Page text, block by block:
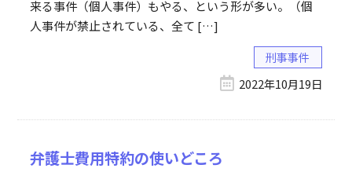
来る事件（個人事件）もやる、という形が多い。（個
人事件が禁止されている、全て […]
刑事事件
2022年10月19日
弁護士費用特約の使いどころ